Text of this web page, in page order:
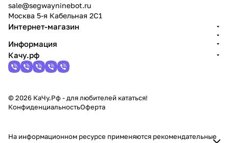
sale@segwayninebot.ru
Москва 5-я Кабельная 2С1
Интернет-магазин
Информация
Качу.рф
© 2026 КаЧу.Рф - для любителей кататься!
КонфиденциальностьОферта
На информационном ресурсе применяются рекомендательные